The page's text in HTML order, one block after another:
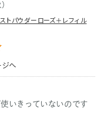
トパウダー ローズ＋レフィル
ジへ
いきっていないのです